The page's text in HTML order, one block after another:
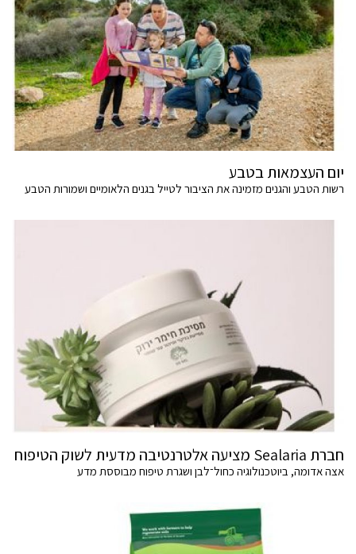
יום העצמאות בטבע
רשות הטבע והגנים מזמינה את הציבור לטייל בגנים הלאומיים ושמורות הטבע
חברת Sealaria מציעה אלטרנטיבה מדעית לשוק הטיפוח
אצה אדומה, ביוטכנולוגיה כחול־לבן ושגרת טיפוח מבוססת מדע